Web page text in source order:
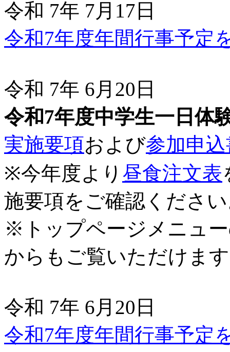
令和 7年 7月17日
令和7年度年間行事予定
令和 7年 6月20日
令和7年度中学生一日体
実施要項および参加申
※今年度より 昼食注文表
施要項をご確認くださ
※トップページメニュ
からもご覧いただけま
令和 7年 6月20日
令和7年度年間行事予定